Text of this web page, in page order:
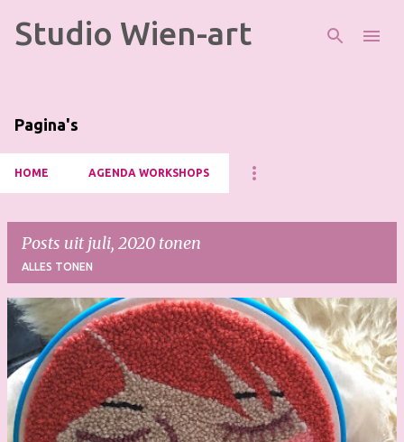
Doorgaan naar hoofdcontent
Studio Wien-art
Pagina's
HOME AGENDA WORKSHOPS
Posts uit juli, 2020 tonen
ALLES TONEN
o
s
t
s